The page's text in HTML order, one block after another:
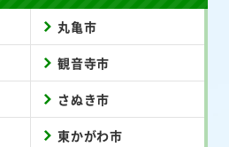
丸亀市
観音寺市
さぬき市
東かがわ市